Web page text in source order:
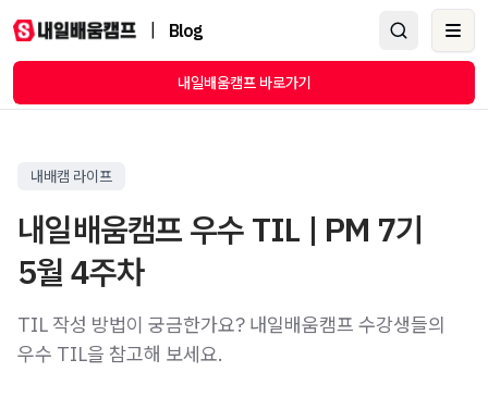
Blog
내일배움캠프 바로가기
내배캠 라이프
내일배움캠프 우수 TIL | PM 7기
5월 4주차
TIL 작성 방법이 궁금한가요? 내일배움캠프 수강생들의
우수 TIL을 참고해 보세요.